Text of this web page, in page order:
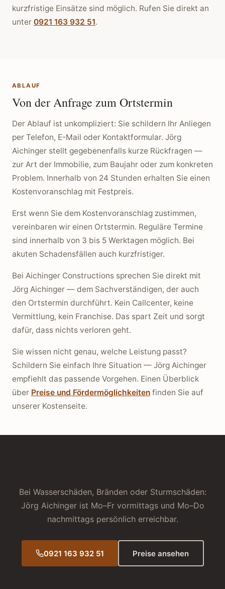
kurzfristige Einsätze sind möglich. Rufen Sie direkt an
unter 0921 163 932 51.
ABLAUF
Von der Anfrage zum Ortstermin
Der Ablauf ist unkompliziert: Sie schildern Ihr Anliegen
per Telefon, E-Mail oder Kontaktformular. Jörg
Aichinger stellt gegebenenfalls kurze Rückfragen —
zur Art der Immobilie, zum Baujahr oder zum konkreten
Problem. Innerhalb von 24 Stunden erhalten Sie einen
Kostenvoranschlag mit Festpreis.
Erst wenn Sie dem Kostenvoranschlag zustimmen,
vereinbaren wir einen Ortstermin. Reguläre Termine
sind innerhalb von 3 bis 5 Werktagen möglich. Bei
akuten Schadensfällen auch kurzfristiger.
Bei Aichinger Constructions sprechen Sie direkt mit
Jörg Aichinger — dem Sachverständigen, der auch
den Ortstermin durchführt. Kein Callcenter, keine
Vermittlung, kein Franchise. Das spart Zeit und sorgt
dafür, dass nichts verloren geht.
Sie wissen nicht genau, welche Leistung passt?
Schildern Sie einfach Ihre Situation — Jörg Aichinger
empfiehlt das passende Vorgehen. Einen Überblick
über Preise und Fördermöglichkeiten finden Sie auf
unserer Kostenseite.
Bei Wasserschäden, Bränden oder Sturmschäden:
Jörg Aichinger ist Mo–Fr vormittags und Mo–Do
nachmittags persönlich erreichbar.
0921 163 932 51 Preise ansehen